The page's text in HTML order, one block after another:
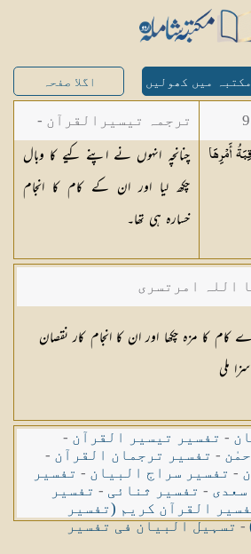
مکتبہ میں کھولیں اگلا صفحہ
أَمْرِهَا
ترجمہ تیسیرالقرآن -
مولانا عبد الرحمن
کیلانی
چنانچہ انہوں نے اپنے کیے کا وبال
چکھ لیا اور ان کے کام کا انجام
خسارہ ہی تھا۔
اللہ امرتسری
کا مزہ چکھا اور ان کا انجام کار نقصان
ملی
- تفسیر تیسیر القرآن -
- تفسیر ترجمان القرآن -
- تفسیر سراج البیان - تفسیر
سعدی - تفسیر ثنائی - تفسیر
القرآن کریم (تفسیر
-تسہیل البیان فی تفسیر